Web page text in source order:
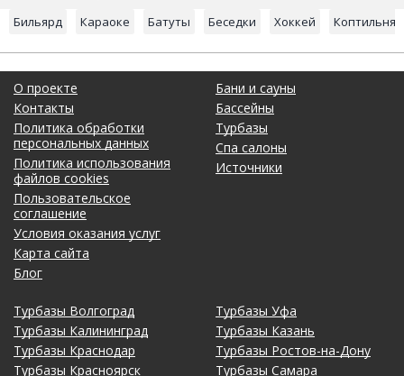
Бильярд Караоке Батуты Беседки Хоккей Коптильня
О проекте
Контакты
Политика обработки
персональных данных
Политика использования
файлов cookies
Пользовательское
соглашение
Условия оказания услуг
Карта сайта
Блог
Бани и сауны
Бассейны
Турбазы
Спа салоны
Источники
Турбазы Волгоград
Турбазы Калининград
Турбазы Краснодар
Турбазы Красноярск
Турбазы Уфа
Турбазы Казань
Турбазы Ростов-на-Дону
Турбазы Самара